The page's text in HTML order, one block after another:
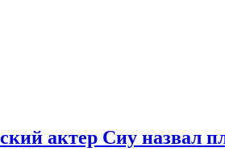
актер Сиу назвал